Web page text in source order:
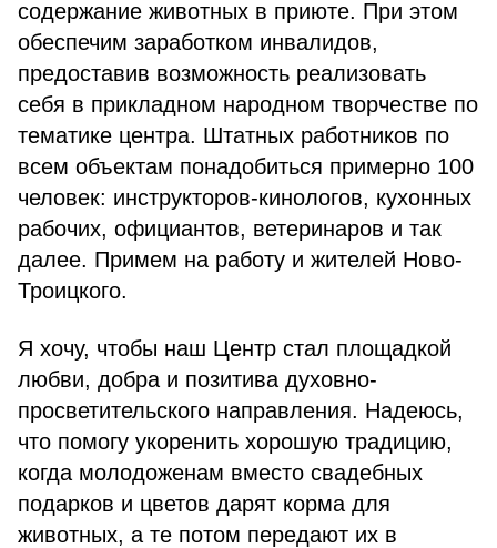
содержание животных в приюте. При этом
обеспечим заработком инвалидов,
предоставив возможность реализовать
себя в прикладном народном творчестве по
тематике центра. Штатных работников по
всем объектам понадобиться примерно 100
человек: инструкторов-кинологов, кухонных
рабочих, официантов, ветеринаров и так
далее. Примем на работу и жителей Ново-
Троицкого.
Я хочу, чтобы наш Центр стал площадкой
любви, добра и позитива духовно-
просветительского направления. Надеюсь,
что помогу укоренить хорошую традицию,
когда молодоженам вместо свадебных
подарков и цветов дарят корма для
животных, а те потом передают их в